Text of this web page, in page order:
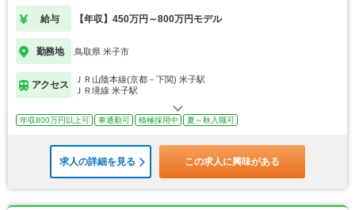
給与 【年収】450万円～800万円モデル
勤務地 鳥取県 米子市
アクセス
ＪＲ山陰本線(京都－下関) 米子駅
ＪＲ境線 米子駅
年収800万円以上可 車通勤可 積極採用中 夏～秋入職可
求人の詳細を見る この求人に興味がある